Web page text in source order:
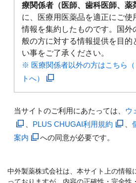
療関係者（医師、歯科医師、薬
に、医療用医薬品を適正にご使
情報を集約したものです。国外
般の方に対する情報提供を目的
い事をご了承ください。
※ 医療関係者以外の方はこちら
トへ）
当サイトのご利用にあたっては、 ウ
PLUS CHUGAI利用規約
案内
への同意が必要です。
中外製薬株式会社は、本サイト上の情報
っておりますが、内容の正確性・完全性